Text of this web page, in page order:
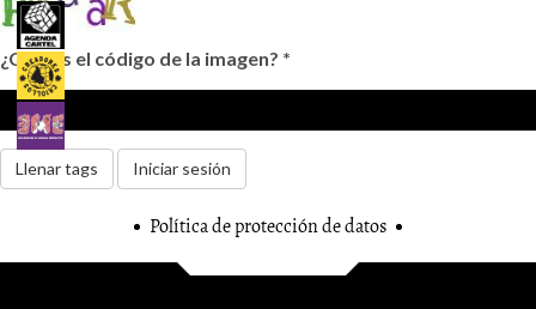
¿Cuál es el código de la imagen? *
Llenar tags Iniciar sesión
Política de protección de datos